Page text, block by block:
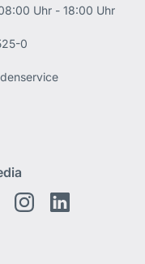
Uhr - 18:00 Uhr
0
FacebookInstagram